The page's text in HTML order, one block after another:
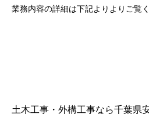
業務内容の詳細は下記よりよりご覧
土木工事・外構工事なら千葉県